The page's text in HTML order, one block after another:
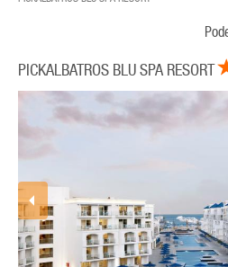
PICKALBATROS BLU SPA RESORT